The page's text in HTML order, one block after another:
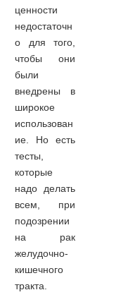
ценности
недостаточн
о для того,
чтобы они
были
внедрены в
широкое
использован
ие. Но есть
тесты,
которые
надо делать
всем, при
подозрении
на рак
желудочно-
кишечного
тракта.